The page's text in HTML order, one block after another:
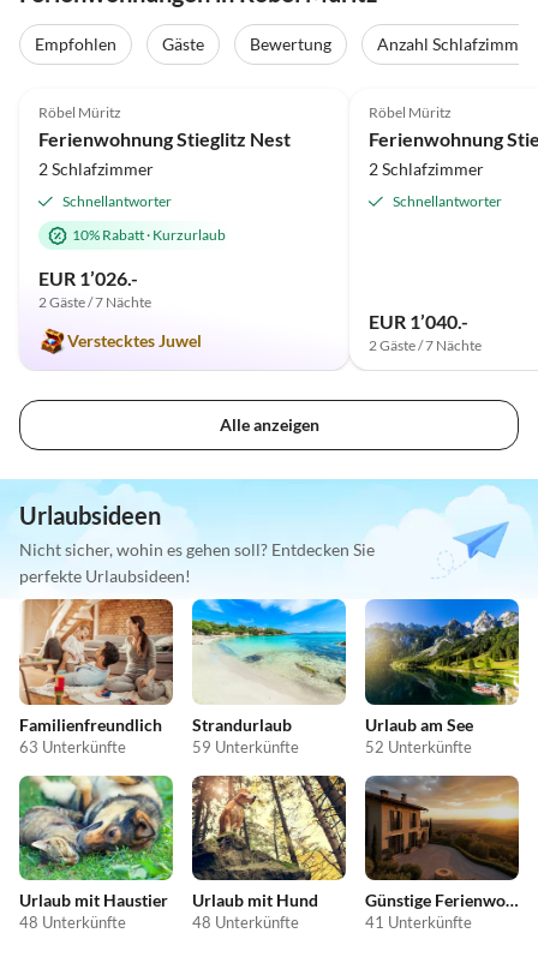
Empfohlen Gäste Bewertung Anzahl Schlafzimmer
Röbel Müritz
Ferienwohnung Stieglitz Nest
2 Schlafzimmer
Schnellantworter
10% Rabatt· Kurzurlaub
EUR 1’026.-
2 Gäste / 7 Nächte
Verstecktes Juwel
Röbel Müritz
Ferienwohnung
2 Schlafzimmer
Schnellantworter
EUR 1’040.-
2 Gäste / 7 Nächte
Alle anzeigen
Urlaubsideen
Nicht sicher, wohin es gehen soll? Entdecken Sie
perfekte Urlaubsideen!
Familienfreundlich
63 Unterkünfte
Strandurlaub
59 Unterkünfte
Urlaub am See
52 Unterkünfte
Urlaub mit Haustier
48 Unterkünfte
Urlaub mit Hund
48 Unterkünfte
Günstige Ferienwohnungen
41 Unterkünfte